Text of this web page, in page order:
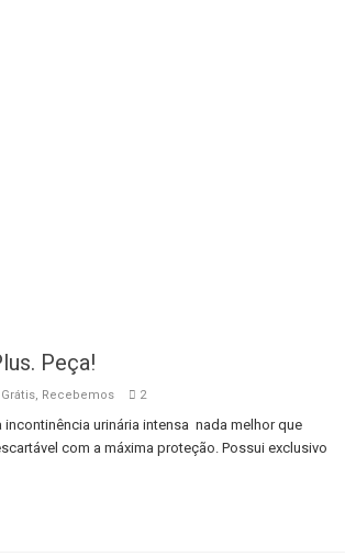
Peça!
, Recebemos 2
incontinência urinária intensa nada melhor que
com a máxima proteção. Possui exclusivo